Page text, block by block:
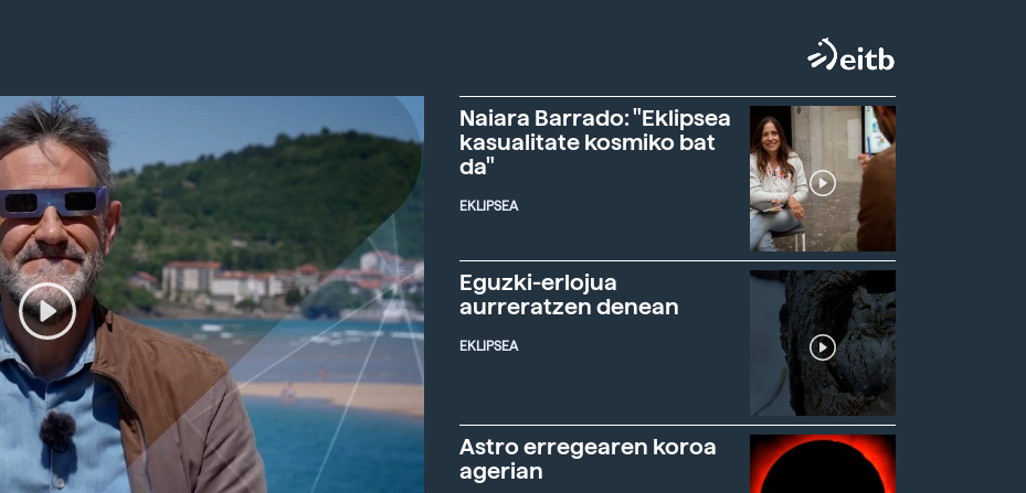
Naiara Barrado: "Eklipsea
kasualitate kosmiko bat
da"
EKLIPSEA
Eguzki-erlojua
aurreratzen denean
EKLIPSEA
Astro erregearen koroa
agerian